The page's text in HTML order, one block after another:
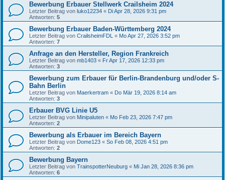
Bewerbung Erbauer Stellwerk Crailsheim 2024
Letzter Beitrag von luko12234 « Di Apr 28, 2026 9:31 pm
Antworten: 5
Bewerbung Erbauer Baden-Württemberg 2024
Letzter Beitrag von CrailsheimFDL « Mo Apr 27, 2026 3:52 pm
Antworten: 7
Anfrage an den Hersteller, Region Frankreich
Letzter Beitrag von mb1403 « Fr Apr 17, 2026 12:33 pm
Antworten: 3
Bewerbung zum Erbauer für Berlin-Brandenburg und/oder S-
Bahn Berlin
Letzter Beitrag von Maerkertram « Do Mär 19, 2026 8:14 am
Antworten: 3
Erbauer BVG Linie U5
Letzter Beitrag von Minipaluten « Mo Feb 23, 2026 7:47 pm
Antworten: 2
Bewerbung als Erbauer im Bereich Bayern
Letzter Beitrag von Dome123 « So Feb 08, 2026 4:51 pm
Antworten: 2
Bewerbung Bayern
Letzter Beitrag von TrainspotterNeuburg « Mi Jan 28, 2026 8:36 pm
Antworten: 6